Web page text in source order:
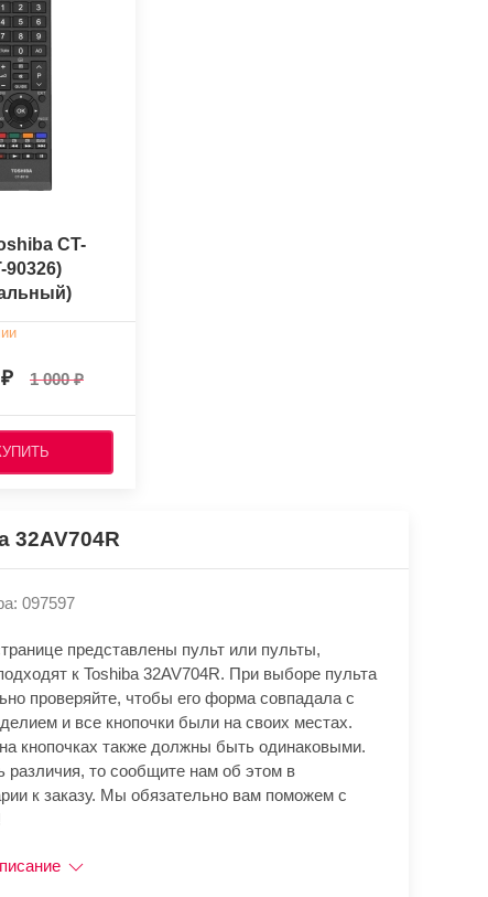
CT-
90326)
1 000
32AV704R
097597
представлены пульт или пульты,
к Toshiba 32AV704R. При выборе пульта
проверяйте, чтобы его форма совпадала с
и все кнопочки были на своих местах.
кнопочках также должны быть одинаковыми.
различия, то сообщите нам об этом в
к заказу. Мы обязательно вам поможем с